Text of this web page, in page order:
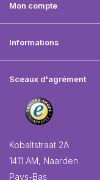
Mon compte
Informations
Sceaux d'agrément
Kobaltstraat 2A
1411 AM, Naarden
Pays-Bas